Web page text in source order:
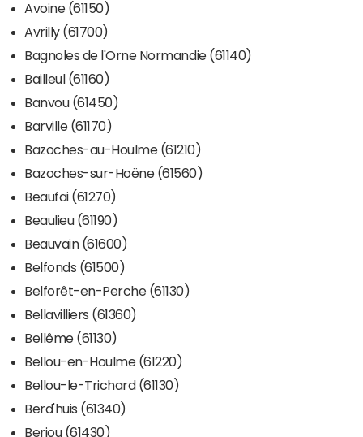
Avoine (61150)
Avrilly (61700)
Bagnoles de l'Orne Normandie (61140)
Bailleul (61160)
Banvou (61450)
Barville (61170)
Bazoches-au-Houlme (61210)
Bazoches-sur-Hoëne (61560)
Beaufai (61270)
Beaulieu (61190)
Beauvain (61600)
Belfonds (61500)
Belforêt-en-Perche (61130)
Bellavilliers (61360)
Bellême (61130)
Bellou-en-Houlme (61220)
Bellou-le-Trichard (61130)
Berd'huis (61340)
Berjou (61430)